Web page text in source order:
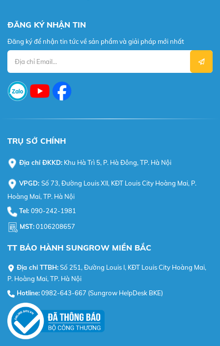
ĐĂNG KÝ NHẬN TIN
Đăng ký để nhận tin tức về sản phẩm và giải pháp mới nhất
TRỤ SỞ CHÍNH
Địa chỉ ĐKKD: Khu Hà Trì 5, P. Hà Đông, TP. Hà Nội
VPGD: Số 73, Đường Louis XII, KĐT Louis City Hoàng Mai, P.
Hoàng Mai, TP. Hà Nội
Tel: 090-242-1981
MST:0106208657
TT BẢO HÀNH SUNGROW MIỀN BẮC
Địa chỉ TTBH:Số 251, Đường Louis I, KĐT Louis City Hoàng Mai,
P. Hoàng Mai, TP. Hà Nội
Hotline:0982-643-667 (Sungrow HelpDesk BKE)